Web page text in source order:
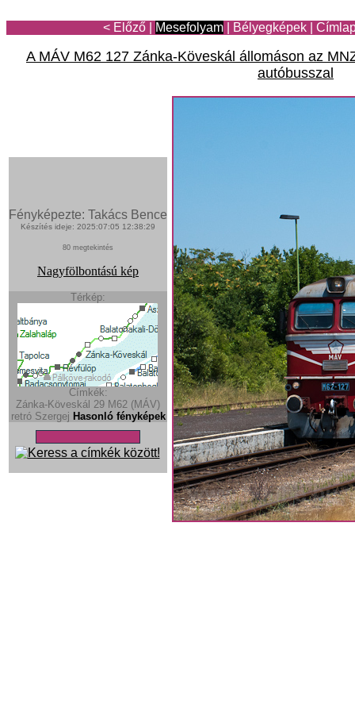
< Előző Mesefolyam Bélyegképek
A MÁV M62 127 Zánka-Köveskál állomáson az
autóbusszal
Fényképezte: Takács Bence
Készítés ideje: 2025:07:05 12:38:29
80 megtekintés
Nagyfölbontású kép
Térkép:
Címkék:
Zánka-Köveskál 29 M62 (MÁV)
retró Szergej Hasonló fényképek